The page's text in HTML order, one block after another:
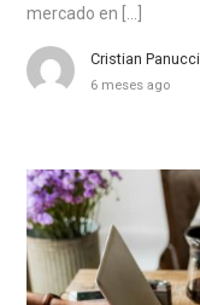
mercado en […]
Cristian Panucci
6 meses ago